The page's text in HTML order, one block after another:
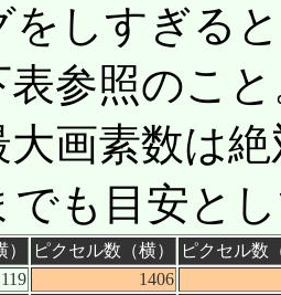
をしすぎる
参照のこ
大画素数は
でも目安と
ピクセル数（横）
ピクセル数
119
1406